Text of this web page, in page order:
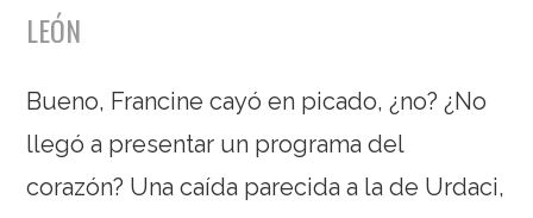
LEÓN
Bueno, Francine cayó en picado, ¿no? ¿No
llegó a presentar un programa del
corazón? Una caída parecida a la de Urdaci,